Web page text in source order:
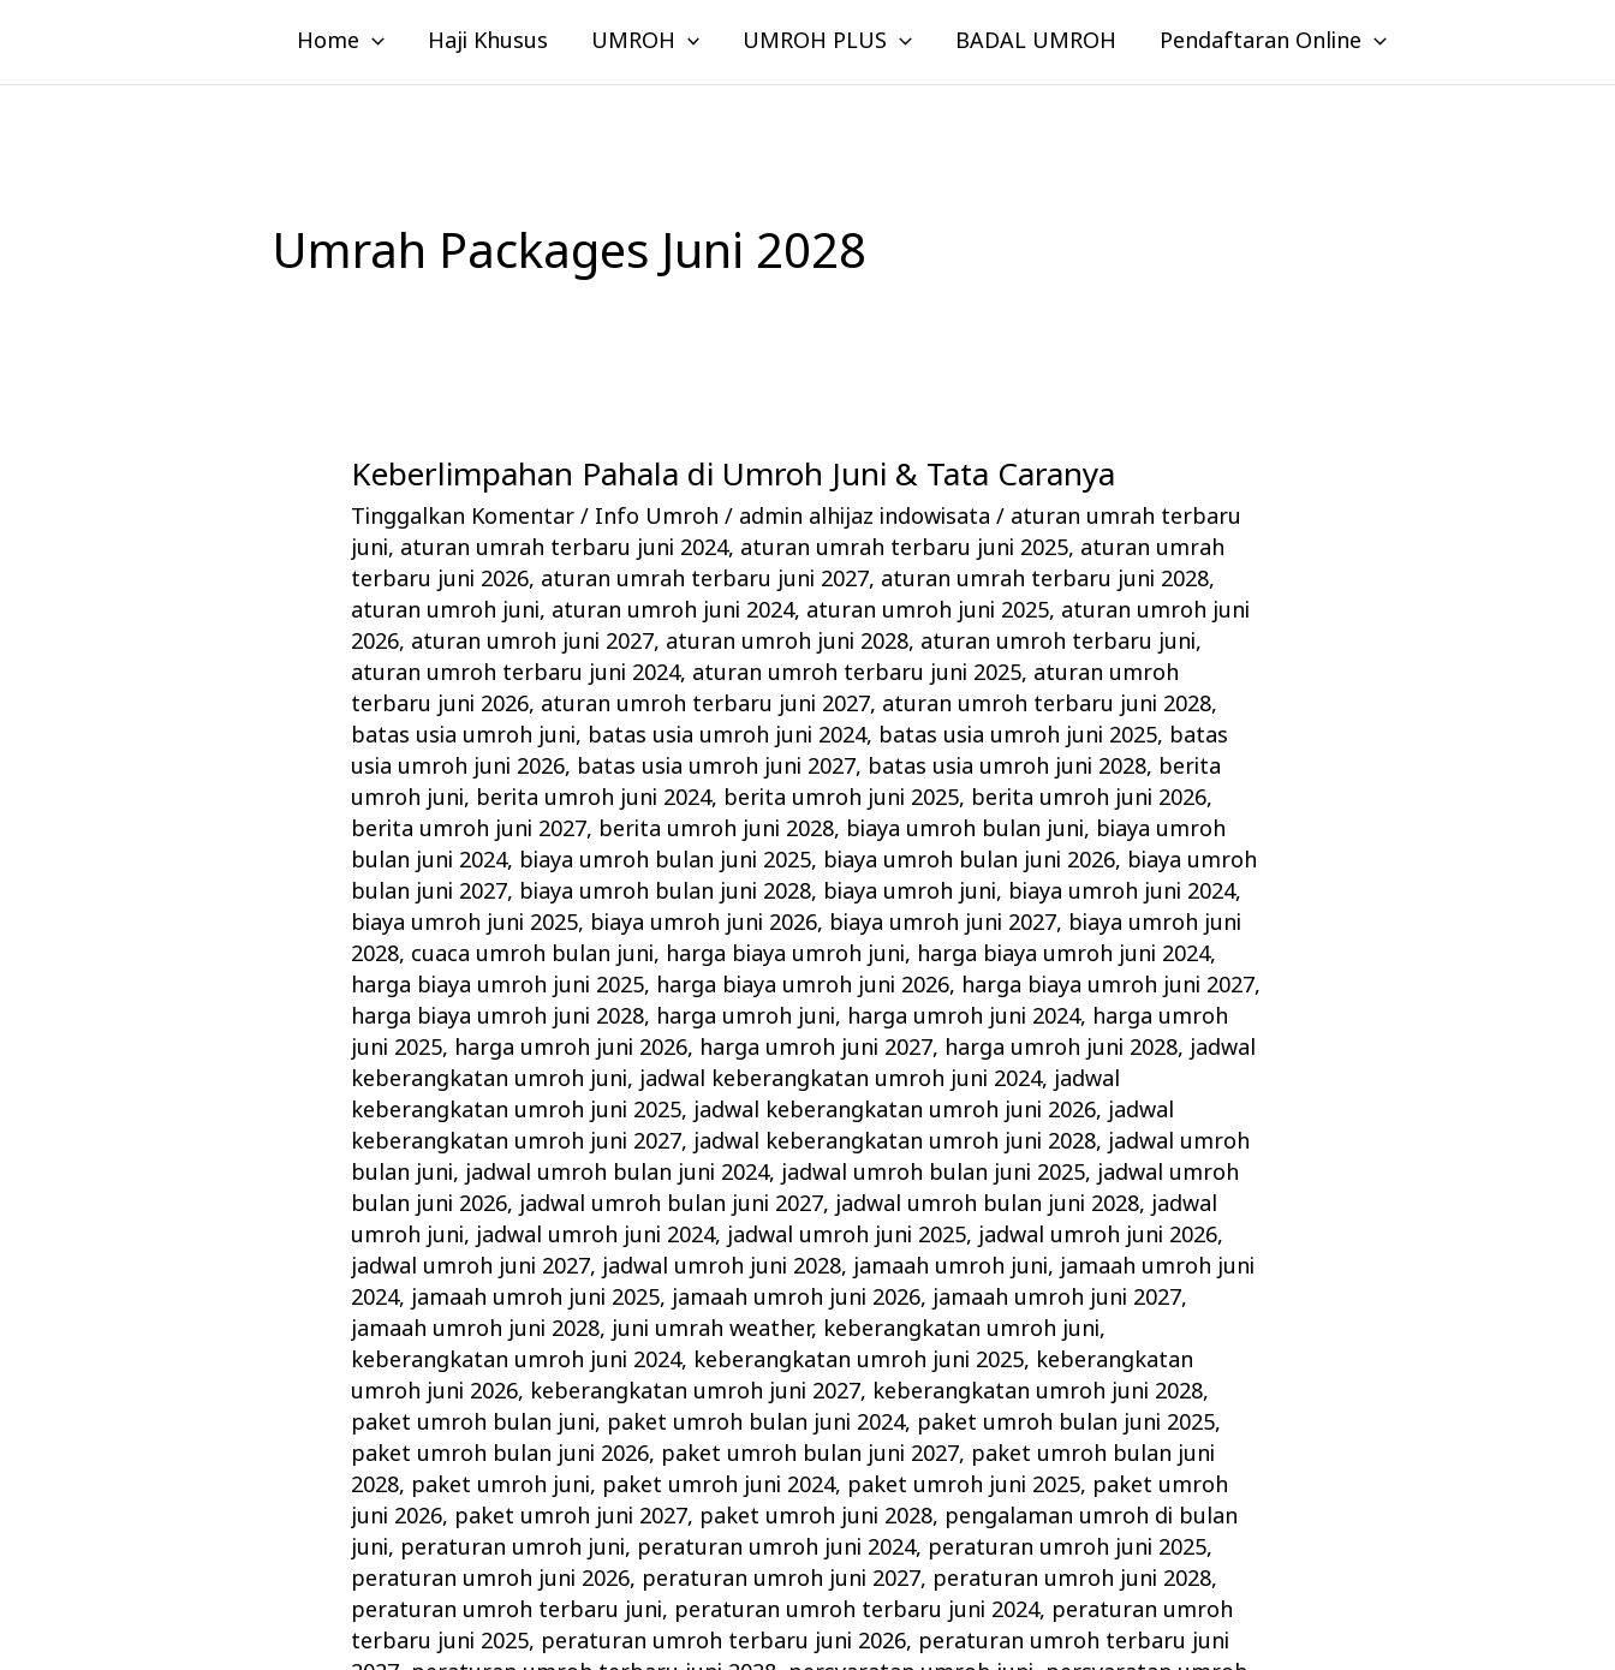
konten
Home Haji Khusus UMROH UMROH PLUS BADAL UMROH Pendaftaran Online
Umrah Packages Juni 2028
Keberlimpahan Pahala di Umroh Juni & Tata Caranya
Tinggalkan Komentar / Info Umroh / admin alhijaz indowisata/ aturan umrah terbaru
juni, aturan umrah terbaru juni 2024, aturan umrah terbaru juni 2025, aturan umrah
terbaru juni 2026, aturan umrah terbaru juni 2027, aturan umrah terbaru juni 2028,
aturan umroh juni, aturan umroh juni 2024, aturan umroh juni 2025, aturan umroh juni
2026, aturan umroh juni 2027, aturan umroh juni 2028, aturan umroh terbaru juni,
aturan umroh terbaru juni 2024, aturan umroh terbaru juni 2025, aturan umroh
terbaru juni 2026, aturan umroh terbaru juni 2027, aturan umroh terbaru juni 2028,
batas usia umroh juni, batas usia umroh juni 2024, batas usia umroh juni 2025, batas
usia umroh juni 2026, batas usia umroh juni 2027, batas usia umroh juni 2028, berita
umroh juni, berita umroh juni 2024, berita umroh juni 2025, berita umroh juni 2026,
berita umroh juni 2027, berita umroh juni 2028, biaya umroh bulan juni, biaya umroh
bulan juni 2024, biaya umroh bulan juni 2025, biaya umroh bulan juni 2026, biaya umroh
bulan juni 2027, biaya umroh bulan juni 2028, biaya umroh juni, biaya umroh juni 2024,
biaya umroh juni 2025, biaya umroh juni 2026, biaya umroh juni 2027, biaya umroh juni
2028, cuaca umroh bulan juni, harga biaya umroh juni, harga biaya umroh juni 2024,
harga biaya umroh juni 2025, harga biaya umroh juni 2026, harga biaya umroh juni 2027,
harga biaya umroh juni 2028, harga umroh juni, harga umroh juni 2024, harga umroh
juni 2025, harga umroh juni 2026, harga umroh juni 2027, harga umroh juni 2028, jadwal
keberangkatan umroh juni, jadwal keberangkatan umroh juni 2024, jadwal
keberangkatan umroh juni 2025, jadwal keberangkatan umroh juni 2026, jadwal
keberangkatan umroh juni 2027, jadwal keberangkatan umroh juni 2028, jadwal umroh
bulan juni, jadwal umroh bulan juni 2024, jadwal umroh bulan juni 2025, jadwal umroh
bulan juni 2026, jadwal umroh bulan juni 2027, jadwal umroh bulan juni 2028, jadwal
umroh juni, jadwal umroh juni 2024, jadwal umroh juni 2025, jadwal umroh juni 2026,
jadwal umroh juni 2027, jadwal umroh juni 2028, jamaah umroh juni, jamaah umroh juni
2024, jamaah umroh juni 2025, jamaah umroh juni 2026, jamaah umroh juni 2027,
jamaah umroh juni 2028, juni umrah weather, keberangkatan umroh juni,
keberangkatan umroh juni 2024, keberangkatan umroh juni 2025, keberangkatan
umroh juni 2026, keberangkatan umroh juni 2027, keberangkatan umroh juni 2028,
paket umroh bulan juni, paket umroh bulan juni 2024, paket umroh bulan juni 2025,
paket umroh bulan juni 2026, paket umroh bulan juni 2027, paket umroh bulan juni
2028, paket umroh juni, paket umroh juni 2024, paket umroh juni 2025, paket umroh
juni 2026, paket umroh juni 2027, paket umroh juni 2028, pengalaman umroh di bulan
juni, peraturan umroh juni, peraturan umroh juni 2024, peraturan umroh juni 2025,
peraturan umroh juni 2026, peraturan umroh juni 2027, peraturan umroh juni 2028,
peraturan umroh terbaru juni, peraturan umroh terbaru juni 2024, peraturan umroh
terbaru juni 2025, peraturan umroh terbaru juni 2026, peraturan umroh terbaru juni
Keberlimpahan
Pahala
di
Umroh
Juni
&
Tata
Caranya